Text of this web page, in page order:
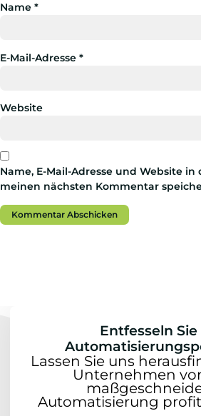
Name *
E-Mail-Adresse *
Website
Name, E-Mail-Adresse und Website
meinen nächsten Kommentar
Entfesseln Sie
Lassen Sie uns
Unternehmen
Automatisierung